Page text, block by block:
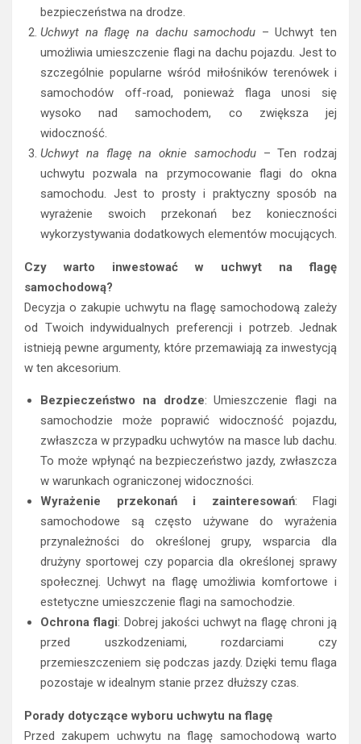
bezpieczeństwa na drodze.
Uchwyt na flagę na dachu samochodu – Uchwyt ten
umożliwia umieszczenie flagi na dachu pojazdu. Jest to
szczególnie popularne wśród miłośników terenówek i
samochodów off-road, ponieważ flaga unosi się
wysoko nad samochodem, co zwiększa jej
widoczność.
Uchwyt na flagę na oknie samochodu– Ten rodzaj
uchwytu pozwala na przymocowanie flagi do okna
samochodu. Jest to prosty i praktyczny sposób na
wyrażenie swoich przekonań bez konieczności
wykorzystywania dodatkowych elementów mocujących.
Czy warto inwestować w uchwyt na flagę
samochodową?
Decyzja o zakupie uchwytu na flagę samochodową zależy
od Twoich indywidualnych preferencji i potrzeb. Jednak
istnieją pewne argumenty, które przemawiają za inwestycją
w ten akcesorium.
Bezpieczeństwo na drodze: Umieszczenie flagi na
samochodzie może poprawić widoczność pojazdu,
zwłaszcza w przypadku uchwytów na masce lub dachu.
To może wpłynąć na bezpieczeństwo jazdy, zwłaszcza
w warunkach ograniczonej widoczności.
Wyrażenie przekonań i zainteresowań: Flagi
samochodowe są często używane do wyrażenia
przynależności do określonej grupy, wsparcia dla
drużyny sportowej czy poparcia dla określonej sprawy
społecznej. Uchwyt na flagę umożliwia komfortowe i
estetyczne umieszczenie flagi na samochodzie.
Ochrona flagi: Dobrej jakości uchwyt na flagę chroni ją
przed uszkodzeniami, rozdarciami czy
przemieszczeniem się podczas jazdy. Dzięki temu flaga
pozostaje w idealnym stanie przez dłuższy czas.
Porady dotyczące wyboru uchwytu na flagę
Przed zakupem uchwytu na flagę samochodową warto